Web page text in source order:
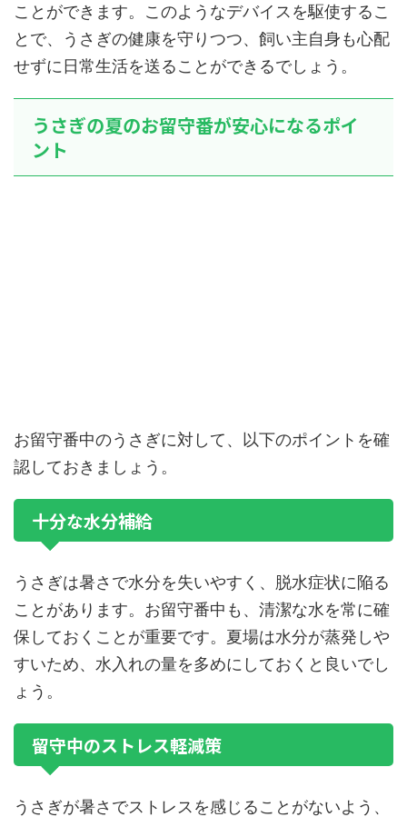
ことができます。このようなデバイスを駆使するこ
とで、うさぎの健康を守りつつ、飼い主自身も心配
せずに日常生活を送ることができるでしょう。
うさぎの夏のお留守番が安心になるポイ
ント
お留守番中のうさぎに対して、以下のポイントを確
認しておきましょう。
十分な水分補給
うさぎは暑さで水分を失いやすく、脱水症状に陥る
ことがあります。お留守番中も、清潔な水を常に確
保しておくことが重要です。夏場は水分が蒸発しや
すいため、水入れの量を多めにしておくと良いでし
ょう。
留守中のストレス軽減策
うさぎが暑さでストレスを感じることがないよう、